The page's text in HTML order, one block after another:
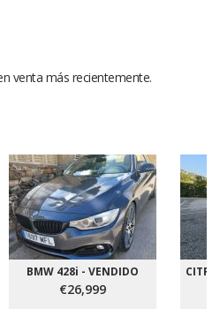
venta más recientemente.
BMW 428i - VENDIDO
€26,999